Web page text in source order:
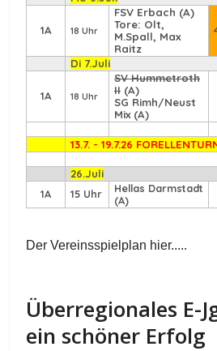
1A 18 Uhr
FSV Erbach (A)
Tore: Olt,
M.Spall, Max
Raitz
Di 7.Juli
1A 18 Uhr
SV Hummetroth
II (A)
SG Rimh/Neust
Mix (A)
13.7. - 19.7.26
26.Juli
1A
15 Uhr
Hellas Darmstadt
(A)
Der Vereinsspielplan hier.....
Überregionales E-
ein schöner Erfolg